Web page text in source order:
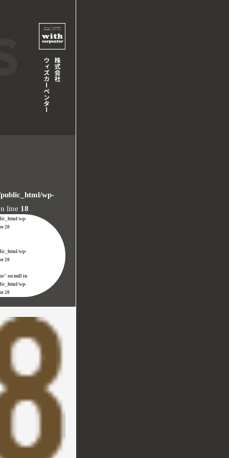
wp-
line 18
wp-
20
wp-
20
on null in
wp-
20